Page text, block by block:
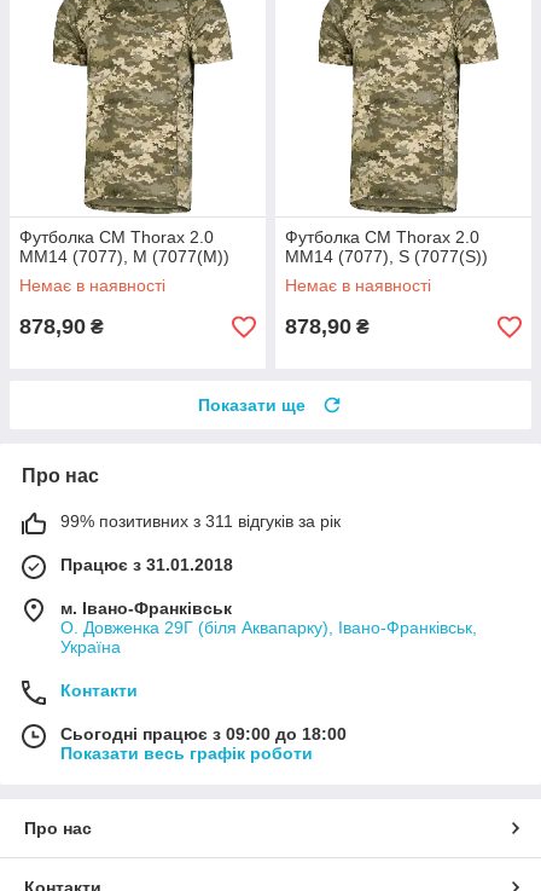
Футболка CM Thorax 2.0
ММ14 (7077), M (7077(M))
Немає в наявності
878,90 ₴
Футболка CM Thorax 2.0
ММ14 (7077), S (7077(S))
Немає в наявності
878,90 ₴
Показати ще
Про нас
99% позитивних з 311 відгуків за рік
Працює з 31.01.2018
м. Івано-Франківськ
О. Довженка 29Г (біля Аквапарку), Івано-Франківськ,
Україна
Контакти
Сьогодні працює з 09:00 до 18:00
Показати весь графік роботи
Про нас